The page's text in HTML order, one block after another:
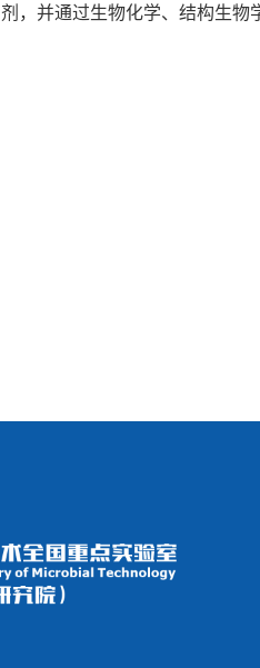
剂，并通过生物化学、结构生物